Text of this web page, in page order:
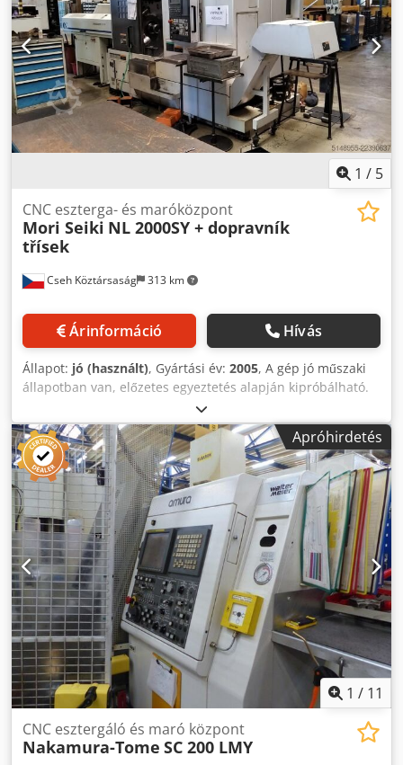
üzemképes, azonnal gyártható vele A gép azonnal elérhető
1 / 5
Cseh Köztársaság 313 km
CNC eszterga- és maróközpont
Mori Seiki NL 2000SY + dopravník
třísek
Árinformáció Hívás
Állapot: jó (használt), Gyártási év: 2005, A gép jó műszaki
állapotban van, előzetes egyeztetés alapján kipróbálható.
SPACESAVER SS 2101. Fanuc MSX-850 vezérlőrendszer.
Csdpfx Asznl Nqef Dsrf
Apróhirdetés
1 / 11
CNC esztergáló és maró központ
Nakamura-Tome SC 200 LMY